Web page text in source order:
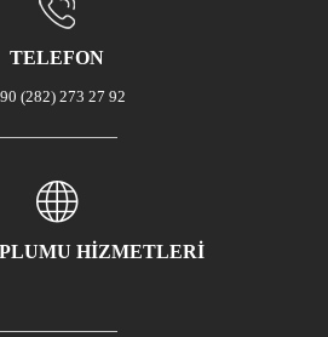
TELEFON
(282) 273 27 92
HİZMETLERİ